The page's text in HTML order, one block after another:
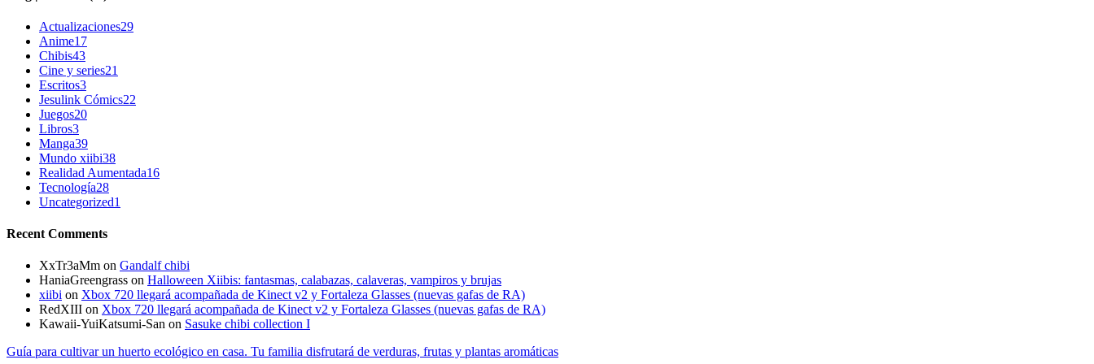
Actualizaciones29
Anime17
Chibis43
Cine y series21
Escritos3
Jesulink Cómics22
Juegos20
Libros3
Manga39
Mundo xiibi38
Realidad Aumentada16
Tecnología28
Uncategorized1
Recent Comments
XxTr3aMm on Gandalf chibi
HaniaGreengrass on Halloween Xiibis: fantasmas, calabazas, calaveras, vampiros y brujas
xiibi on Xbox 720 llegará acompañada de Kinect v2 y Fortaleza Glasses (nuevas gafas de RA)
RedXIII on Xbox 720 llegará acompañada de Kinect v2 y Fortaleza Glasses (nuevas gafas de RA)
Kawaii-YuiKatsumi-San on Sasuke chibi collection I
Guía para cultivar un huerto ecológico en casa. Tu familia disfrutará de verduras, frutas y plantas aromáticas